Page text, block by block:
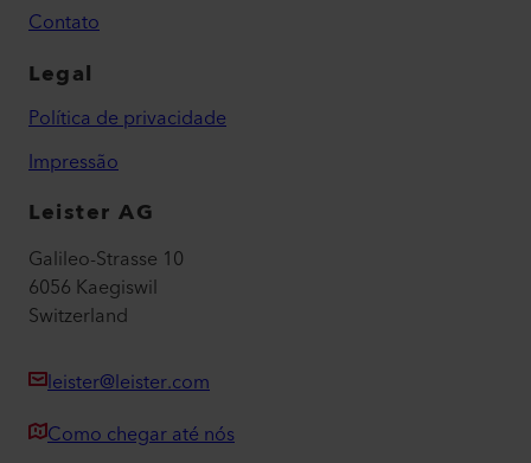
Contato
Legal
Política de privacidade
Impressão
Leister AG
Galileo-Strasse 10
6056 Kaegiswil
Switzerland
leister@leister.com
Como chegar até nós